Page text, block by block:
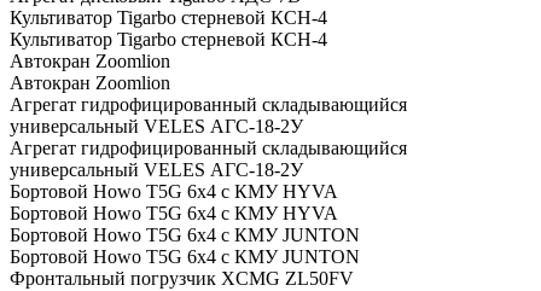
Культиватор Tigarbo стерневой КСН-4
Культиватор Tigarbo стерневой КСН-4
Автокран Zoomlion
Автокран Zoomlion
Агрегат гидрофицированный складывающийся
универсальный VELES АГС-18-2У
Агрегат гидрофицированный складывающийся
универсальный VELES АГС-18-2У
Бортовой Howo T5G 6x4 с КМУ HYVA
Бортовой Howo T5G 6x4 с КМУ HYVA
Бортовой Howo T5G 6x4 с КМУ JUNTON
Бортовой Howo T5G 6x4 с КМУ JUNTON
Фронтальный погрузчик XCMG ZL50FV